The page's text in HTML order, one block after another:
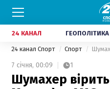
24 КАНАЛ ГЕОПОЛІТИКА
24 канал Спорт Спорт
7 січня, 00:09 1
Шумахер